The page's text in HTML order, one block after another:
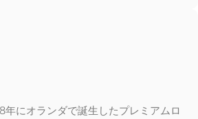
にオランダで誕生したプレミアムロ